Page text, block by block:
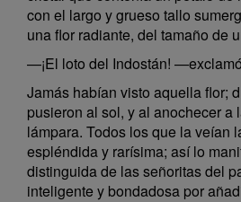
con el largo y grueso tallo
una flor radiante, del tamaño de
—¡El loto del Indostán!
Jamás habían visto aquella flor;
pusieron al sol, y al anochecer a
lámpara. Todos los que la veían
espléndida y rarísima; así lo
distinguida de las señoritas del
inteligente y bondadosa por